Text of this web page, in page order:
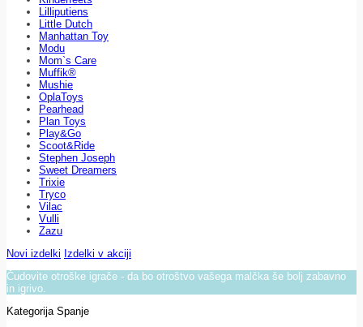
Lilliputiens
Little Dutch
Manhattan Toy
Modu
Mom`s Care
Muffik®
Mushie
OplaToys
Pearhead
Plan Toys
Play&Go
Scoot&Ride
Stephen Joseph
Sweet Dreamers
Trixie
Tryco
Vilac
Vulli
Zazu
Novi izdelki Izdelki v akciji
Čudovite otroške igrače - da bo otroštvo vašega malčka še bolj zabavno
in igrivo.
Kategorija Spanje